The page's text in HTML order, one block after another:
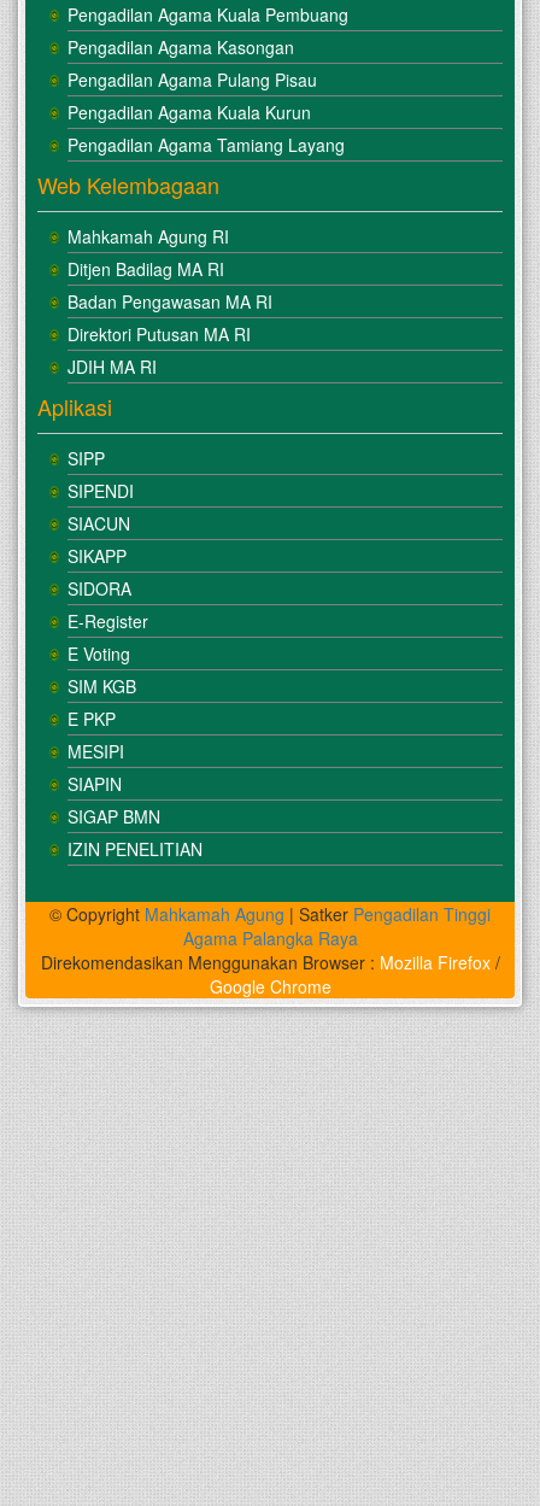
Pengadilan Agama Kuala Pembuang
Pengadilan Agama Kasongan
Pengadilan Agama Pulang Pisau
Pengadilan Agama Kuala Kurun
Pengadilan Agama Tamiang Layang
Web Kelembagaan
Mahkamah Agung RI
Ditjen Badilag MA RI
Badan Pengawasan MA RI
Direktori Putusan MA RI
JDIH MA RI
Aplikasi
SIPP
SIPENDI
SIACUN
SIKAPP
SIDORA
E-Register
E Voting
SIM KGB
E PKP
MESIPI
SIAPIN
SIGAP BMN
IZIN PENELITIAN
© Copyright Mahkamah Agung | Satker Pengadilan Tinggi
Agama Palangka Raya
Direkomendasikan Menggunakan Browser : Mozilla Firefox/
Google Chrome